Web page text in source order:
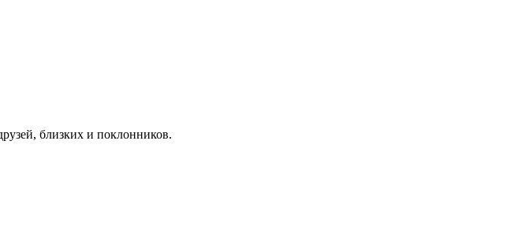
близких и поклонников.